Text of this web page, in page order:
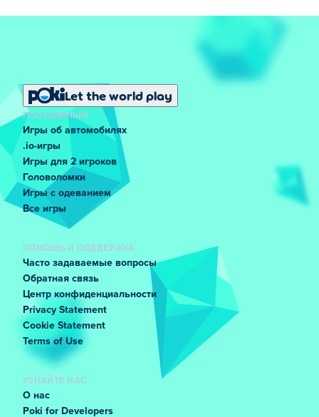
Let the world play
ПОПУЛЯРНЫЙ
Игры об автомобилях
.io-игры
Игры для 2 игроков
Головоломки
Игры с одеванием
Все игры
ПОМОЩЬ И ПОДДЕРЖКА
Часто задаваемые вопросы
Обратная связь
Центр конфиденциальности
Privacy Statement
Cookie Statement
Terms of Use
УЗНАЙТЕ НАС
О нас
Poki for Developers